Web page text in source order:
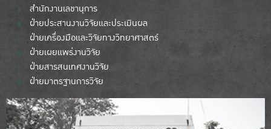
สำนักงานเลขานุการ
ฝ่ายประสานงานวิจัยและประเมินผล
ฝ่ายเครื่องมือและวิจัยทางวิทยาศาสตร์
ฝ่ายเผยแพร่งานวิจัย
ฝ่ายสารสนเทศงานวิจัย
ฝ่ายมาตรฐานการวิจัย